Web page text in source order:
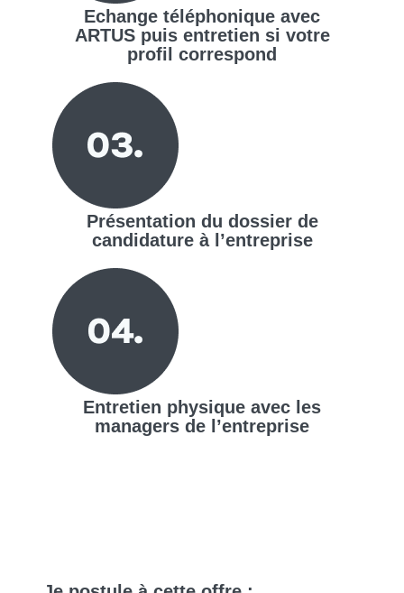
Echange téléphonique avec
ARTUS puis entretien si votre
profil correspond
Présentation du dossier de
candidature à l’entreprise
Entretien physique avec les
managers de l’entreprise